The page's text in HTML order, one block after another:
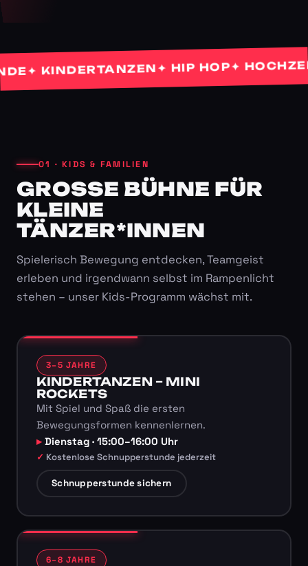
KINDERTANZEN✦ HIP HOP ✦
01 · KIDS & FAMILIEN
GROSSE BÜHNE FÜR K
LEINE T
ÄNZER*INNEN
Spielerisch Bewegung entdecken, Teamgeist
erleben und irgendwann selbst im Rampenlicht
stehen – unser Kids-Programm wächst mit.
3–5 JAHRE
KINDERTANZEN – MINI
ROCKETS
Mit Spiel und Spaß die ersten
Bewegungsformen kennenlernen.
Dienstag · 15:00–16:00 Uhr
Kostenlose Schnupperstunde jederzeit
Schnupperstunde sichern
6–8 JAHRE